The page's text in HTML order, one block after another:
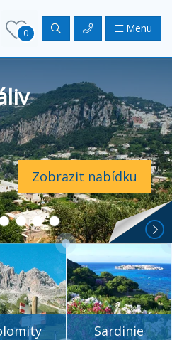
0 Menu
Zobrazit nabídku
Sardinie